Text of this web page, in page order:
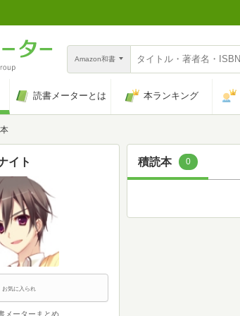
Amazon和書
読書メーターとは 本ランキング
積読本 0
イト
お気に入られ
メーターまとめ